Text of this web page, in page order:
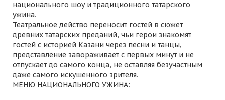
национального шоу и традиционного татарского
ужина.
Театральное действо переносит гостей в сюжет
древних татарских преданий, чьи герои знакомят
гостей с историей Казани через песни и танцы,
представление завораживает с первых минут и не
отпускает до самого конца, не оставляя безучастным
даже самого искушенного зрителя.
МЕНЮ НАЦИОНАЛЬНОГО УЖИНА: